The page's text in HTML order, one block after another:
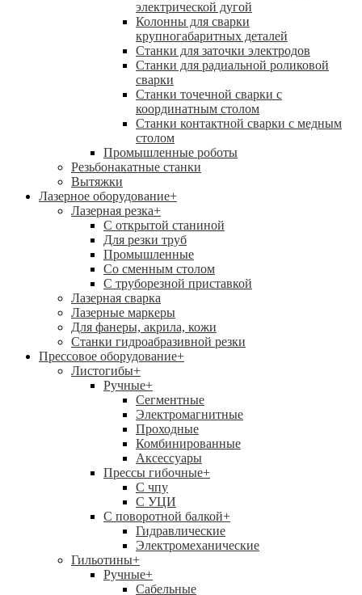
электрической дугой
Колонны для сварки
крупногабаритных деталей
Станки для заточки электродов
Станки для радиальной роликовой
сварки
Станки точечной сварки с
координатным столом
Станки контактной сварки с медным
столом
Промышленные роботы
Резьбонакатные станки
Вытяжки
Лазерное оборудование+
Лазерная резка+
С открытой станиной
Для резки труб
Промышленные
Со сменным столом
С труборезной приставкой
Лазерная сварка
Лазерные маркеры
Для фанеры, акрила, кожи
Станки гидроабразивной резки
Прессовое оборудование+
Листогибы+
Ручные+
Сегментные
Электромагнитные
Проходные
Комбинированные
Аксессуары
Прессы гибочные+
C чпу
С УЦИ
С поворотной балкой+
Гидравлические
Электромеханические
Гильотины+
Ручные+
Сабельные